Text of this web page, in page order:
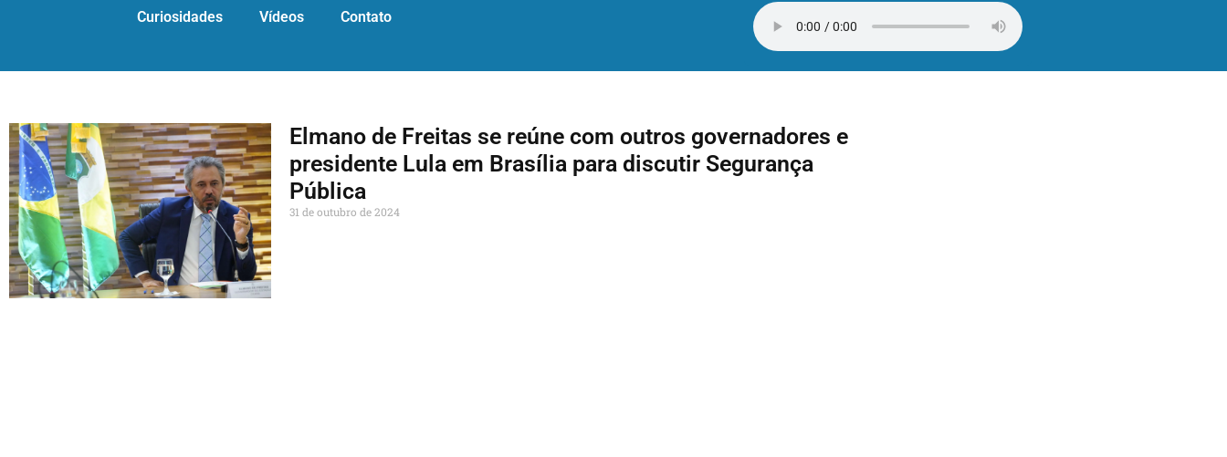
Curiosidades Vídeos Contato
Elmano de Freitas se reúne com outros governadores e
presidente Lula em Brasília para discutir Segurança
Pública
31 de outubro de 2024